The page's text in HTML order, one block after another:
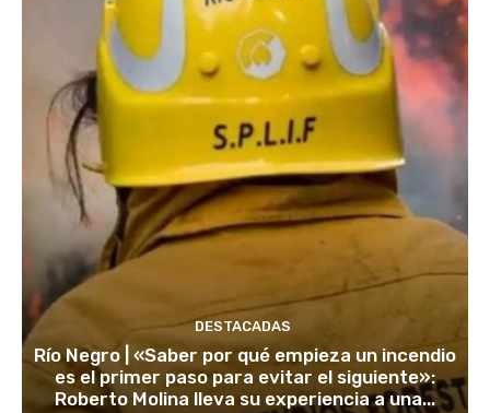
DESTACADAS
Río Negro | «Saber por qué empieza un incendio
es el primer paso para evitar el siguiente»:
Roberto Molina lleva su experiencia a una...